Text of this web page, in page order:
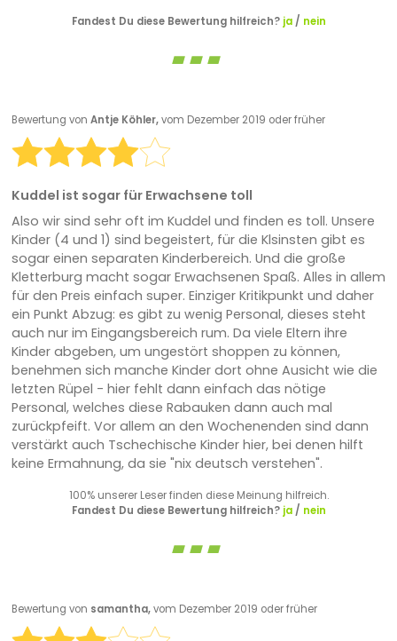
Fandest Du diese Bewertung hilfreich? ja/ nein
Bewertung von Antje Köhler,vom Dezember 2019 oder früher
Kuddel ist sogar für Erwachsene toll
Also wir sind sehr oft im Kuddel und finden es toll. Unsere
Kinder (4 und 1) sind begeistert, für die Klsinsten gibt es
sogar einen separaten Kinderbereich. Und die große
Kletterburg macht sogar Erwachsenen Spaß. Alles in allem
für den Preis einfach super. Einziger Kritikpunkt und daher
ein Punkt Abzug: es gibt zu wenig Personal, dieses steht
auch nur im Eingangsbereich rum. Da viele Eltern ihre
Kinder abgeben, um ungestört shoppen zu können,
benehmen sich manche Kinder dort ohne Ausicht wie die
letzten Rüpel - hier fehlt dann einfach das nötige
Personal, welches diese Rabauken dann auch mal
zurückpfeift. Vor allem an den Wochenenden sind dann
verstärkt auch Tschechische Kinder hier, bei denen hilft
keine Ermahnung, da sie "nix deutsch verstehen".
100% unserer Leser finden diese Meinung hilfreich.
Fandest Du diese Bewertung hilfreich? ja/ nein
Bewertung von samantha,vom Dezember 2019 oder früher